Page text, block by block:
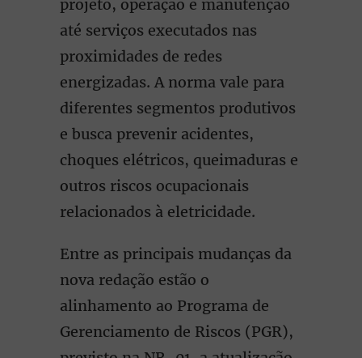
projeto, operação e manutenção
até serviços executados nas
proximidades de redes
energizadas. A norma vale para
diferentes segmentos produtivos
e busca prevenir acidentes,
choques elétricos, queimaduras e
outros riscos ocupacionais
relacionados à eletricidade.
Entre as principais mudanças da
nova redação estão o
alinhamento ao Programa de
Gerenciamento de Riscos (PGR),